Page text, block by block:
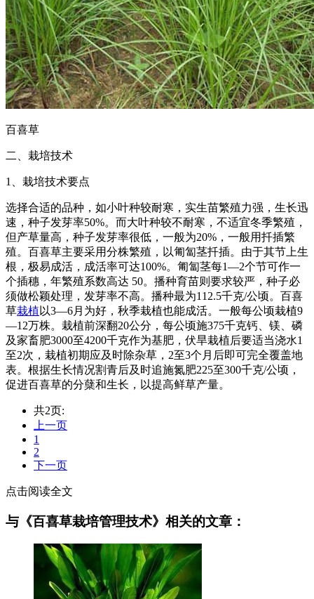
百喜草
二、栽培技术
1、栽培技术要点
选择合适的品种，如小叶种较耐寒，实生苗繁殖力强，生长迅
速，种子发芽率50%。而大叶种较不耐寒，不适宜冬季繁殖，
但产草量高，种子发芽率很低，一般为20%，一般用扦插繁
殖。百喜草主要采用分株繁殖，以匍匐茎扦插。由于其节上生
根，极易成活，成活率可达100%。匍匐茎每1—2个节可作一
个插穗，年繁殖系数高达 50。播种育苗则要求较严，种子必
须做松颖处理，发芽率不高。播种最为112.5千克/公顷。百喜
草栽植 以3—6月为好，秋季栽植也能成活。一般每公顷栽植9
—12万株。栽植前深翻20公分，每公顷施375千克钙、镁、磷
及家畜肥3000至4200千克作为基肥，伏旱栽植后要适当浇水1
至2次，栽植初期应及时除杂草，2至3个月后即可完全覆盖地
表。根据生长情况割青后及时追施氮肥225至300千克/公顷，
促进百喜草的分蘖和生长，以提高鲜草产量。
共2页:
上一页
1
2
下一页
点击阅读全文
与《百喜草栽培管理技术》相关的文章：